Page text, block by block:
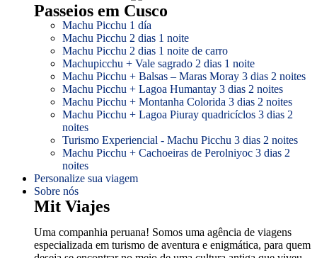
Passeios em Cusco
Machu Picchu 1 día
Machu Picchu 2 dias 1 noite
Machu Picchu 2 dias 1 noite de carro
Machupicchu + Vale sagrado 2 dias 1 noite
Machu Picchu + Balsas – Maras Moray 3 dias 2 noites
Machu Picchu + Lagoa Humantay 3 dias 2 noites
Machu Picchu + Montanha Colorida 3 dias 2 noites
Machu Picchu + Lagoa Piuray quadricíclos 3 dias 2
noites
Turismo Experiencial - Machu Picchu 3 dias 2 noites
Machu Picchu + Cachoeiras de Perolniyoc 3 dias 2
noites
Personalize sua viagem
Sobre nós
Mit Viajes
Uma companhia peruana! Somos uma agência de viagens
especializada em turismo de aventura e enigmática, para quem